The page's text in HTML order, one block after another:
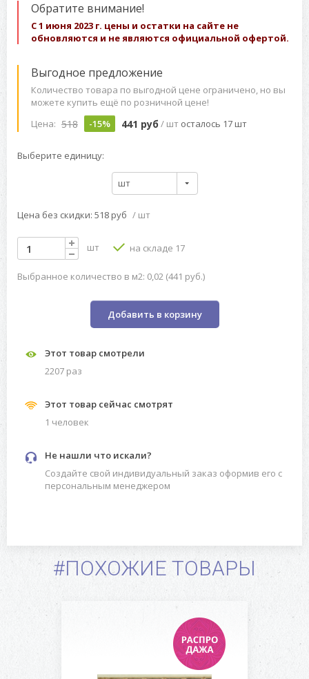
Обратите внимание!
С 1 июня 2023 г. цены и остатки на сайте не
обновляются и не являются официальной офертой.
Выгодное предложение
Количество товара по выгодной цене ограничено, но вы
можете купить ещё по розничной цене!
Цена: 518 -15% 441 руб / шт осталось 17 шт
Выберите единицу:
шт
Цена без скидки: 518 руб / шт
шт на складе 17
Выбранное количество в м2: 0,02 (441 руб.)
Добавить в корзину
Этот товар смотрели
2207 раз
Этот товар сейчас смотрят
1 человек
Не нашли что искали?
Создайте свой индивидуальный заказ оформив его с
персональным менеджером
#ПОХОЖИЕ ТОВАРЫ